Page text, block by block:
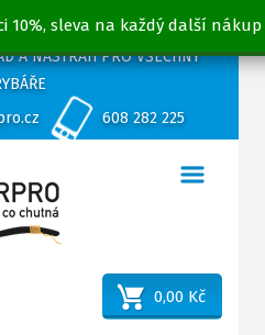
sleva na každý další nákup
A NÁSTRAH PRO VŠECHNY
608 282 225
0,00 Kč